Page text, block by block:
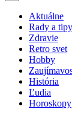
Aktuálne
Rady a tipy
Zdravie
Retro svet
Hobby
História
Ľudia
Horoskopy